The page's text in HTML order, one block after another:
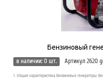
Бензиновый
в наличии: 0 шт.
Артикул 2620
1. Общая характеристика Бензиновые генераторы